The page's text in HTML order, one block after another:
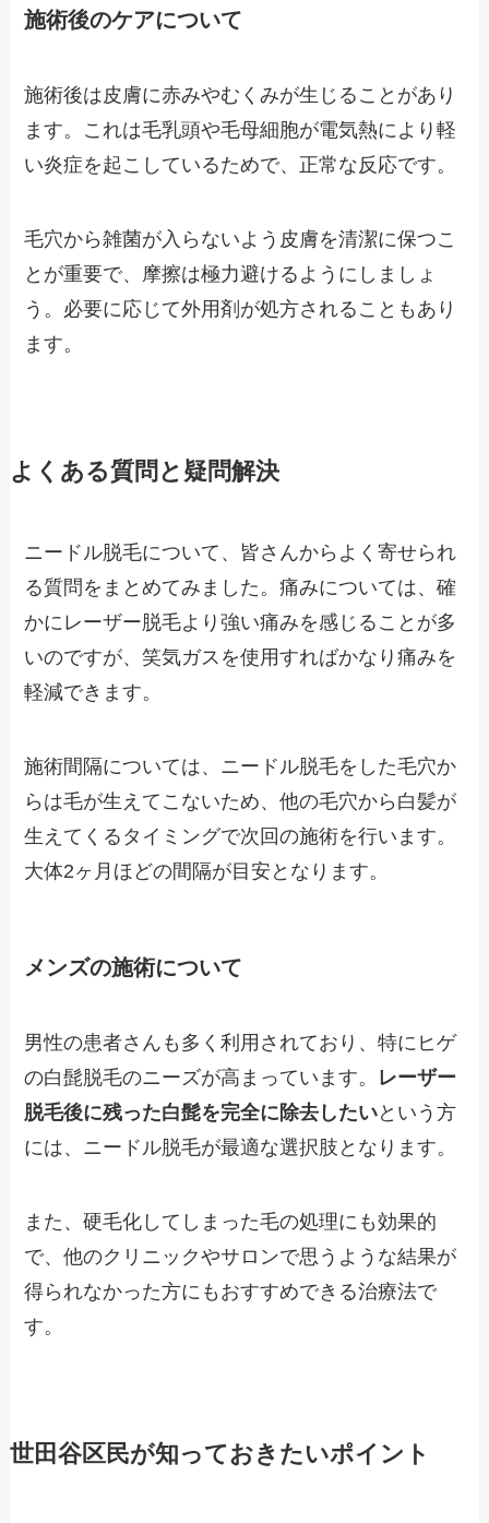
施術後のケアについて
施術後は皮膚に赤みやむくみが生じることがあり
ます。これは毛乳頭や毛母細胞が電気熱により軽
い炎症を起こしているためで、正常な反応です。
毛穴から雑菌が入らないよう皮膚を清潔に保つこ
とが重要で、摩擦は極力避けるようにしましょ
う。必要に応じて外用剤が処方されることもあり
ます。
よくある質問と疑問解決
ニードル脱毛について、皆さんからよく寄せられ
る質問をまとめてみました。痛みについては、確
かにレーザー脱毛より強い痛みを感じることが多
いのですが、笑気ガスを使用すればかなり痛みを
軽減できます。
施術間隔については、ニードル脱毛をした毛穴か
らは毛が生えてこないため、他の毛穴から白髪が
生えてくるタイミングで次回の施術を行います。
大体2ヶ月ほどの間隔が目安となります。
メンズの施術について
男性の患者さんも多く利用されており、特にヒゲ
の白髭脱毛のニーズが高まっています。 レーザー
脱毛後に残った白髭を完全に除去したいという方
には、ニードル脱毛が最適な選択肢となります。
また、硬毛化してしまった毛の処理にも効果的
で、他のクリニックやサロンで思うような結果が
得られなかった方にもおすすめできる治療法で
す。
世田谷区民が知っておきたいポイント